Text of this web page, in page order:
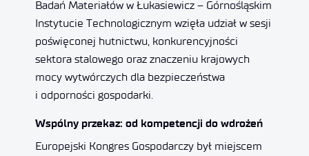
Badań Materiałów w Łukasiewicz – Górnośląskim
Instytucie Technologicznym wzięła udział w sesji
poświęconej hutnictwu, konkurencyjności
sektora stalowego oraz znaczeniu krajowych
mocy wytwórczych dla bezpieczeństwa
i odporności gospodarki.
Wspólny przekaz: od kompetencji do wdrożeń
Europejski Kongres Gospodarczy był miejscem